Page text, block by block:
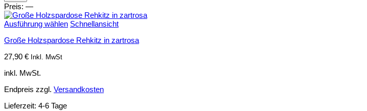
Preis
Preis
Preis: —
Ausführung wählen Schnellansicht
Große Holzspardose Rehkitz in zartrosa
27,90 € Inkl. MwSt
inkl. MwSt.
Endpreis zzgl. Versandkosten
Lieferzeit: 4-6 Tage